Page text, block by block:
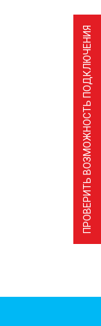
ПРОВЕРИТЬ ВОЗМОЖНОСТЬ ПОДКЛЮЧЕНИЯ